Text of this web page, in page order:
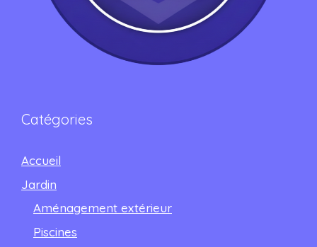
Catégories
Accueil
Jardin
Aménagement extérieur
Piscines